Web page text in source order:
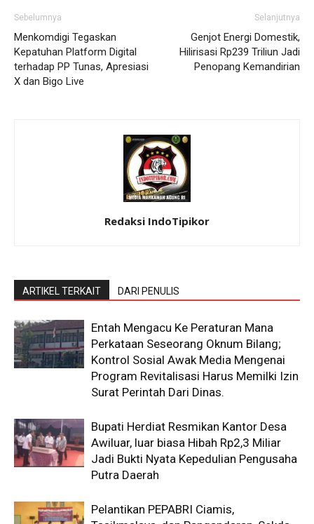
Sebelumnya
Menkomdigi Tegaskan
Kepatuhan Platform Digital
terhadap PP Tunas, Apresiasi
X dan Bigo Live
Selanjutnya
Genjot Energi Domestik,
Hilirisasi Rp239 Triliun Jadi
Penopang Kemandirian
Redaksi IndoTipikor
ARTIKEL TERKAIT DARI PENULIS
Entah Mengacu Ke Peraturan Mana
Perkataan Seseorang Oknum Bilang;
Kontrol Sosial Awak Media Mengenai
Program Revitalisasi Harus Memilki Izin
Surat Perintah Dari Dinas.
Bupati Herdiat Resmikan Kantor Desa
Awiluar, luar biasa Hibah Rp2,3 Miliar
Jadi Bukti Nyata Kepedulian Pengusaha
Putra Daerah
Pelantikan PEPABRI Ciamis,